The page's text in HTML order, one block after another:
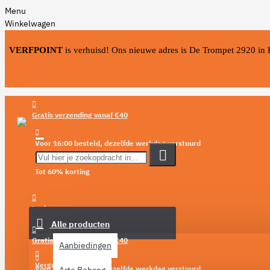
Menu
Winkelwagen
VERFPOINT is verhuisd! Ons nieuwe adres is De Trompet 2920 in
Gratis verzending vanaf €40
Voor 16:00 besteld, dezelfde werkdag verstuurd
Tot 60% korting
Login
Verlanglijst
Vergelijken
Alle producten
Aanbiedingen
Gratis verzending vanaf €40